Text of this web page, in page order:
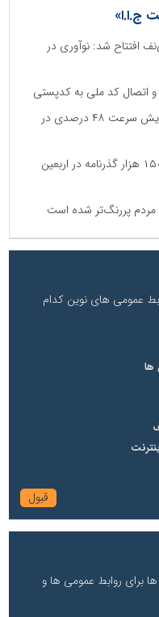
ج.ا.ا»
افتتاح شد: نوآوری در
و اتصال کد ملی به کدپستی
تفکیک هوشمند، راهکار جدید برای افزایش سرعت ۴۸ درصدی در
مدیر عامل پست: توزیع یک میلیون و ۱۵۰ هزار گذرنامه در اربعین
پررنگ‌تر شده است
عمومی های نوین کدام
ها
برای روابط عمومی ها و